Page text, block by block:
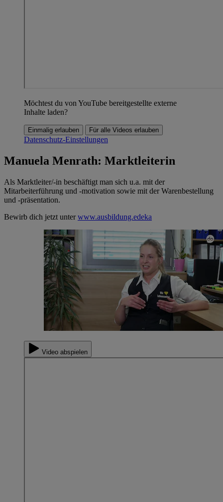
Möchtest du von YouTube bereitgestellte externe
Inhalte laden?
Einmalig erlauben Für alle Videos erlauben
Datenschutz-Einstellungen
Manuela Menrath: Marktleiterin
Als Marktleiter/-in beschäftigt man sich u.a. mit der
Mitarbeiterführung und -motivation sowie mit der Warenbestellung
und -präsentation.
Bewirb dich jetzt unter www.ausbildung.edeka
Video abspielen